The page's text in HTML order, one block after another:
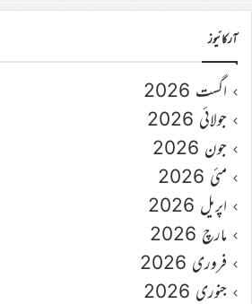
آرکائیوز
اگست 2026
جولائی 2026
جون 2026
مئی 2026
اپریل 2026
مارچ 2026
فروری 2026
جنوری 2026